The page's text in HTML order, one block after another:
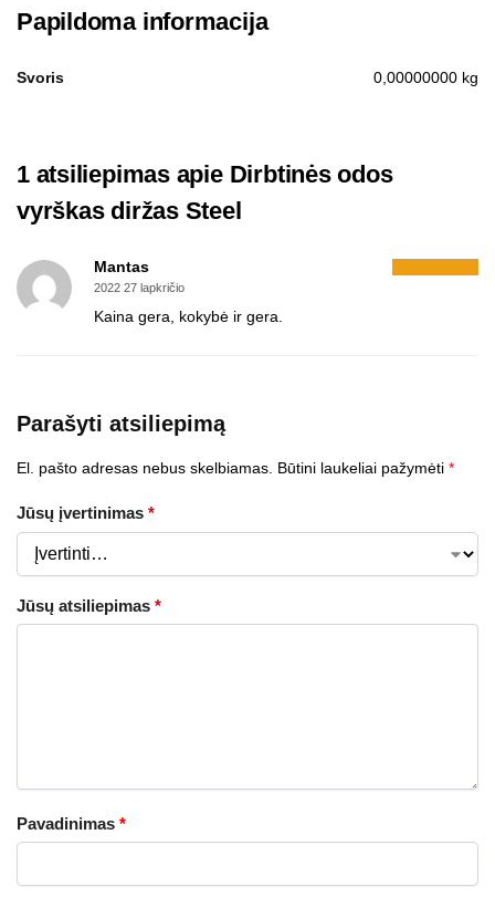
Papildoma informacija
Svoris 0,00000000 kg
1 atsiliepimas apie Dirbtinės odos
vyrškas diržas Steel
Mantas
2022 27 lapkričio
Kaina gera, kokybė ir gera.
Parašyti atsiliepimą
El. pašto adresas nebus skelbiamas. Būtini laukeliai pažymėti *
Jūsų įvertinimas *
Jūsų atsiliepimas *
Pavadinimas *